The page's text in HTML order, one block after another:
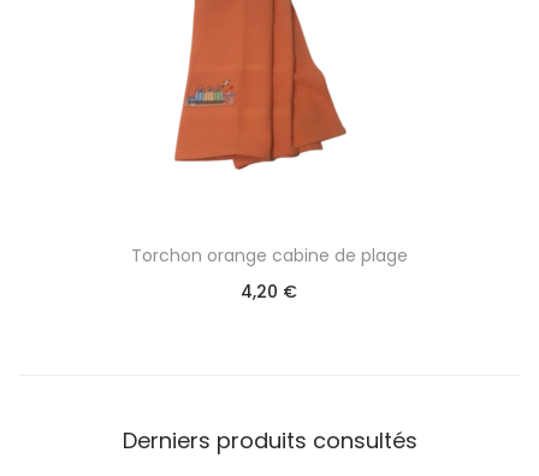
Torchon orange cabine de plage
4,20 €
Derniers produits consultés